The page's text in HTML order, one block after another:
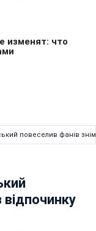
повеселив фанів
відпочинку